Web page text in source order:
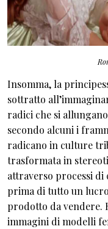
Insomma, la
sottratto
radici che si
secondo alcuni i
radicano in culture
trasformata in
attraverso processi di
prima di tutto un
prodotto da vendere.
immagini di modelli